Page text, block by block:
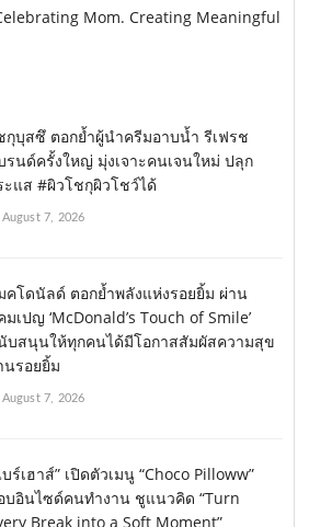
Mom. Creating Meaningful
กุบุสซึ ตอกย้ำผู้นำครีมอาบน้ำ รีเฟรช
รนด์ครั้งใหญ่ มุ่งเจาะคนเจนใหม่ ปลุก
ะแส #ผิวโชกุผิวโชว์ได้
August 7, 2026
คโดนัลด์ ตอกย้ำพลังแห่งรอยยิ้ม ผ่าน
มเปญ ‘McDonald’s Touch of Smile’
บสนุนให้ทุกคนได้มีโอกาสสัมผัสความสุข
นรอยยิ้ม
August 7, 2026
บร์เฮาส์” เปิดตัวเมนู “Choco Pilloww”
บอินไซด์คนทำงาน ชูแนวคิด “Turn
Break into a Soft Moment”